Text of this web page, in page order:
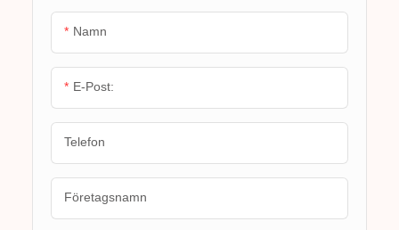
Namn
E-Post:
Telefon
Företagsnamn